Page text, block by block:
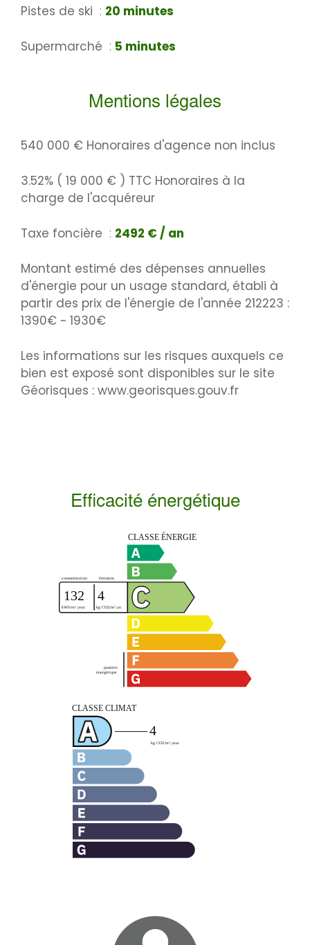
Pistes de ski 20 minutes
Supermarché 5 minutes
Mentions légales
540 000 € Honoraires d'agence non inclus
3.52% ( 19 000 € ) TTC Honoraires à la
charge de l'acquéreur
Taxe foncière 2492 € / an
Montant estimé des dépenses annuelles
d'énergie pour un usage standard, établi à
partir des prix de l'énergie de l'année 212223 :
1390€ ~ 1930€
Les informations sur les risques auxquels ce
bien est exposé sont disponibles sur le site
Géorisques : www.georisques.gouv.fr
Efficacité énergétique